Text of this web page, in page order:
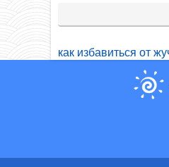
как избавиться от